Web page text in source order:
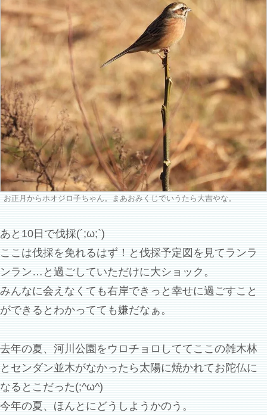
お正月からホオジロ子ちゃん。まあおみくじでいうたら大吉やな。
あと10日で伐採(´;ω;`)
ここは伐採を免れるはず！と伐採予定図を見てランラ
ンラン…と過ごしていただけに大ショック。
みんなに会えなくても右岸できっと幸せに過ごすこと
ができるとわかってても嫌だなぁ。
去年の夏、河川公園をウロチョロしててここの雑木林
とセンダン並木がなかったら太陽に焼かれてお陀仏に
なるとこだった(;^ω^)
今年の夏、ほんとにどうしようかのう。